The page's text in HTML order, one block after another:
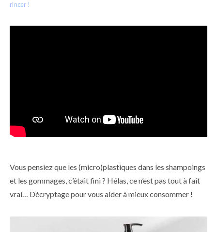
rincer !
Vous pensiez que les (micro)plastiques dans les shampoings
et les gommages, c’était fini ? Hélas, ce n’est pas tout à fait
vrai… Décryptage pour vous aider à mieux consommer !